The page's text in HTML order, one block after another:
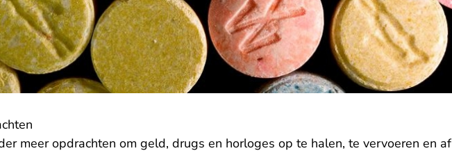
meer opdrachten om geld, drugs en horloges op te halen, te vervoeren en af